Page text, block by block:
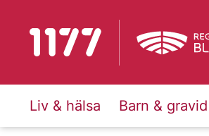
Till startsidan för 1177
Liv & hälsa Barn & gravid